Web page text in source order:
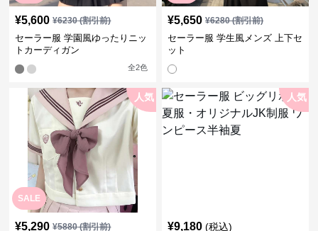
¥5,600 ¥6230(割引前)
セーラー服 学園風ゆったりニッ
トカーディガン
全2色
¥5,650 ¥6280(割引前)
セーラー服 学生風メンズ 上下セ
ット
SALE
人気
¥5,290 ¥5880(割引前)
人気
¥9,180 (税込)